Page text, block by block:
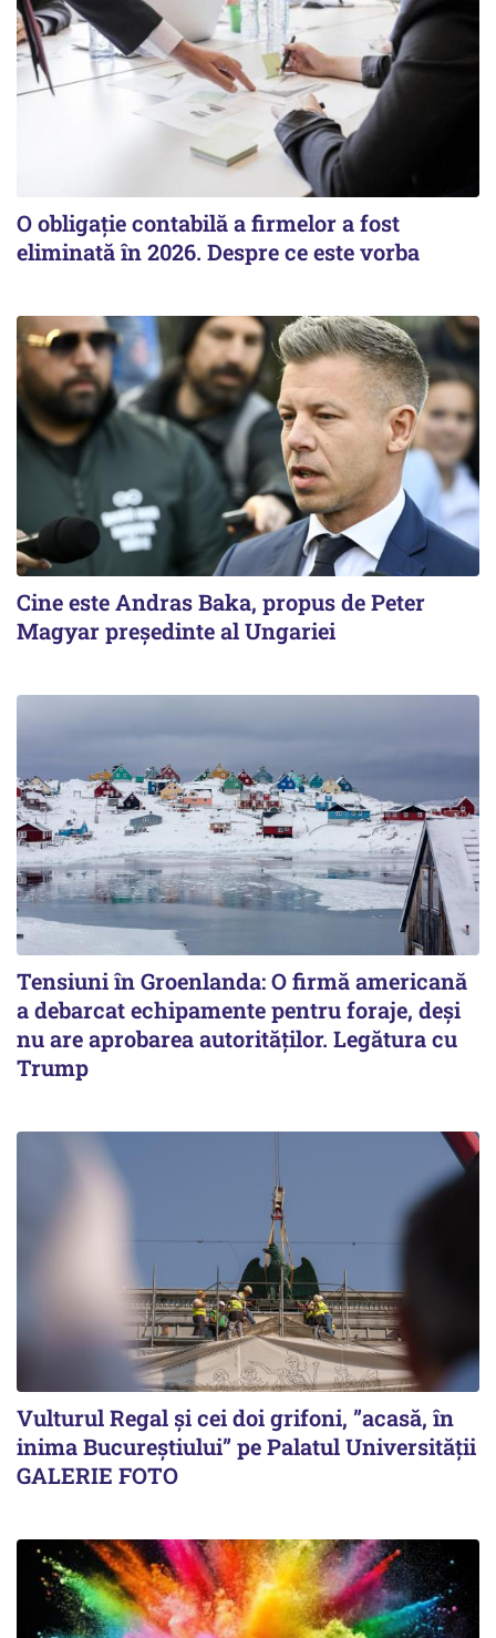
O obligație contabilă a firmelor a fost
eliminată în 2026. Despre ce este vorba
Cine este Andras Baka, propus de Peter
Magyar președinte al Ungariei
Tensiuni în Groenlanda: O firmă americană
a debarcat echipamente pentru foraje, deși
nu are aprobarea autorităților. Legătura cu
Trump
Vulturul Regal și cei doi grifoni, ”acasă, în
inima Bucureștiului” pe Palatul Universității
GALERIE FOTO